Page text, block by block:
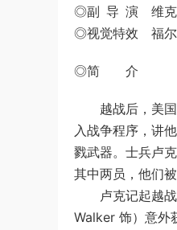
◎副 导 演 维克
◎视觉特效 福尔
◎简 介
越战后，美国
入战争程序，讲
戮武器。士兵卢
其中两员，他们
卢克记起越战
Walker 饰）意外